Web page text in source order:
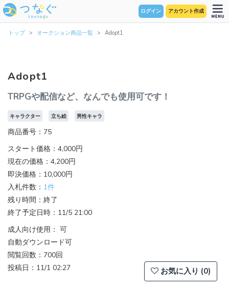
ログイン アカウント作成
トップ オークション商品一覧 Adopt1
Adopt1
TRPGや配信など、なんでも使用可です！
キャラクター 立ち絵 男性キャラ
商品番号：75
スタート価格：4,000円
現在の価格：4,200円
即決価格：10,000円
入札件数： 1件
残り時間：終了
終了予定日時：11/5 21:00
成人向け使用： 可
自動ダウンロード可
閲覧回数：700回
投稿日：11/1 02:27
お気に入り (0)